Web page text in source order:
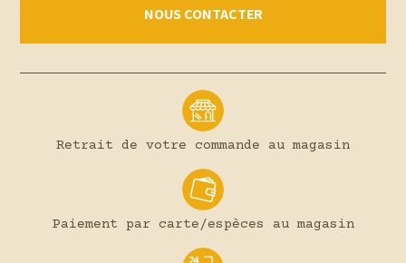
NOUS CONTACTER
Retrait de votre commande au magasin
Paiement par carte/espèces au magasin